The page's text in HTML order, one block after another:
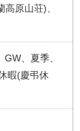
原山荘)、
、夏季、
暇(慶弔休